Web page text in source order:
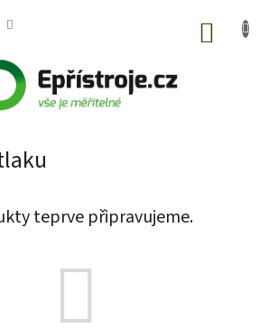
teprve připravujeme.